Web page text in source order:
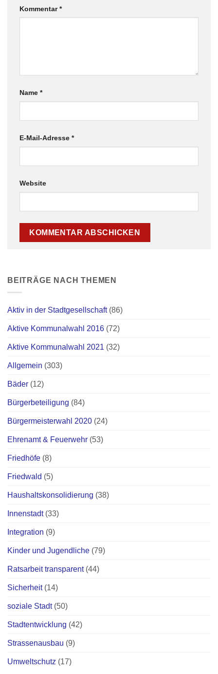
Kommentar*
Name *
E-Mail-Adresse *
Website
BEITRÄGE NACH THEMEN
Aktiv in der Stadtgesellschaft(86)
Aktive Kommunalwahl 2016 (72)
Aktive Kommunalwahl 2021 (32)
Allgemein (303)
Bäder (12)
Bürgerbeteiligung (84)
Bürgermeisterwahl 2020 (24)
Ehrenamt & Feuerwehr (53)
Friedhöfe (8)
Friedwald (5)
Haushaltskonsolidierung (38)
Innenstadt(33)
Integration (9)
Kinder und Jugendliche (79)
Ratsarbeit transparent(44)
Sicherheit(14)
soziale Stadt(50)
Stadtentwicklung (42)
Strassenausbau (9)
Umweltschutz (17)